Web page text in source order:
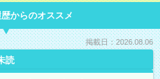
からのオススメ
掲載日：2026.08.06
読